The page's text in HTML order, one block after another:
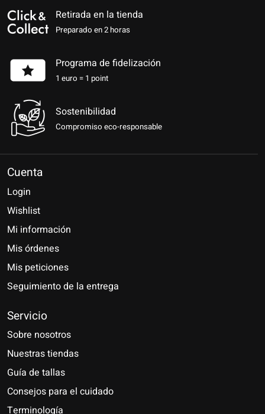
Retirada en la tienda
Preparado en 2 horas
Programa de fidelización
1 euro = 1 point
Sostenibilidad
Compromiso eco-responsable
Cuenta
Login
Wishlist
Mi información
Mis órdenes
Mis peticiones
Seguimiento de la entrega
Servicio
Sobre nosotros
Nuestras tiendas
Guía de tallas
Consejos para el cuidado
Terminología